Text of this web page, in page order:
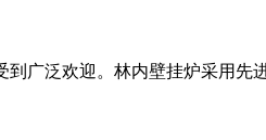
广泛欢迎。林内壁挂炉采用先